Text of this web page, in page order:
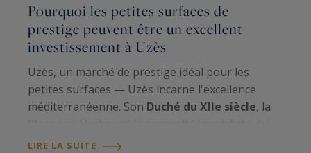
Pourquoi les petites surfaces de
prestige peuvent être un excellent
investissement à Uzès
Uzès, un marché de prestige idéal pour les
petites surfaces — Uzès incarne l'excellence
méditerranéenne. Son Duché du XIIe siècle, la
Pont du Gard UNESCO
LIRE LA SUITE